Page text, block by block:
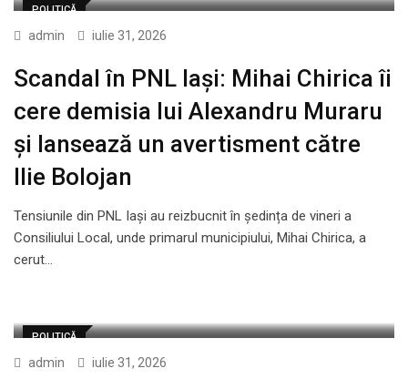
POLITICĂ
admin iulie 31, 2026
Scandal în PNL Iași: Mihai Chirica îi
cere demisia lui Alexandru Muraru
și lansează un avertisment către
Ilie Bolojan
Tensiunile din PNL Iași au reizbucnit în ședința de vineri a
Consiliului Local, unde primarul municipiului, Mihai Chirica, a
cerut…
POLITICĂ
admin iulie 31, 2026